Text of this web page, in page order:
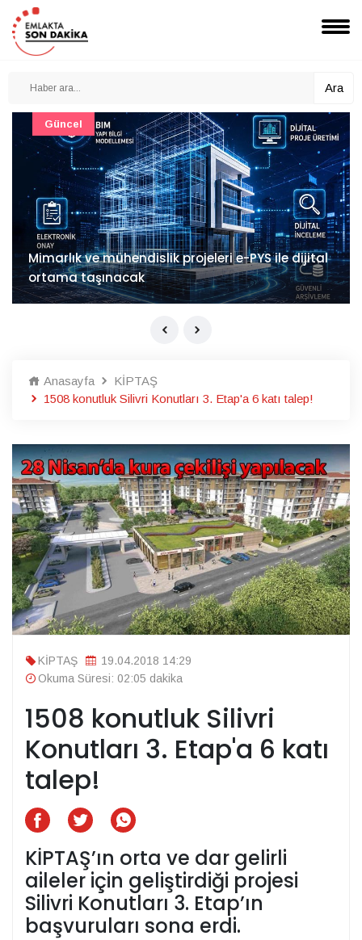
Ara
Mimarlık ve mühendislik projeleri e-PYS ile dijital
ortama taşınacak
Güncel
Anasayfa
KİPTAŞ
1508 konutluk Silivri Konutları 3. Etap'a 6 katı talep!
KİPTAŞ
19.04.2018 14:29
Okuma Süresi: 02:05 dakika
1508 konutluk Silivri
Konutları 3. Etap'a 6 katı
talep!
KİPTAŞ’ın orta ve dar gelirli
aileler için geliştirdiği projesi
Silivri Konutları 3. Etap’ın
başvuruları sona erdi.